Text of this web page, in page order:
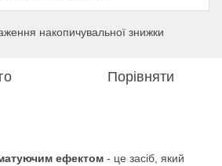
накопичувальної знижки
Порівняти
ефектом - це засіб, який